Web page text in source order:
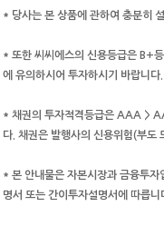
* 당사는 본 상품에 관하여 충분히
* 또한 씨씨에스의 신용등급은 B+
에 유의하시어 투자하시기 바랍니다.
* 채권의 투자적격등급은 AAA >
다. 채권은 발행사의 신용위험(부도
* 본 안내물은 자본시장과 금융투자
명서 또는 간이투자설명서에 따릅니